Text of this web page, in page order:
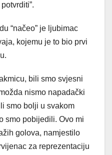
“načeo” je ljubimac
kojemu je to bio prvi
bili smo svjesni
nismo napadački
smo bolji u svakom
smo pobijedili. Ovo mi
golova, namjestilo
za reprezentaciju